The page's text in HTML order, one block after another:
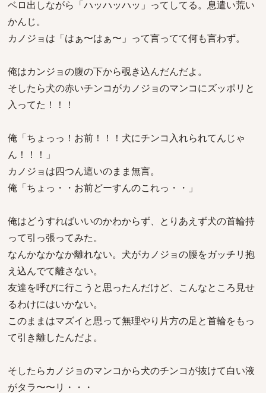
ベロ出しながら「ハッハッハッ」ってしてる。息遣い荒い
かんじ。
カノジョは「はぁ〜はぁ〜」って言ってて何も言わず。
俺はカンジョの腹の下から覗き込んだんだよ。
そしたら犬の赤いチンコがカノジョのマンコにズッポリと
入ってた！！！
俺「ちょっっ！お前！！！犬にチンコ入れられてんじゃ
ん！！！」
カノジョは四つん這いのまま無言。
俺「ちょっ・・お前どーすんのこれっ・・」
俺はどうすればいいのかわからず、とりあえず犬の首輪持
って引っ張ってみた。
なんかなかなか離れない。犬がカノジョの腰をガッチリ抱
え込んでて離さない。
友達を呼びに行こうと思ったんだけど、こんなところ見せ
るわけにはいかない。
このままはマズイと思って無理やり片方の足と首輪をもっ
て引き離したんだよ。
そしたらカノジョのマンコから犬のチンコが抜けて白い液
がタラ〜〜リ・・・